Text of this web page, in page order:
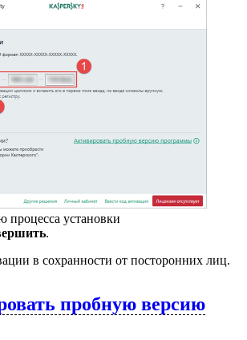
процесса установки
.
в сохранности от посторонних лиц.
пробную версию